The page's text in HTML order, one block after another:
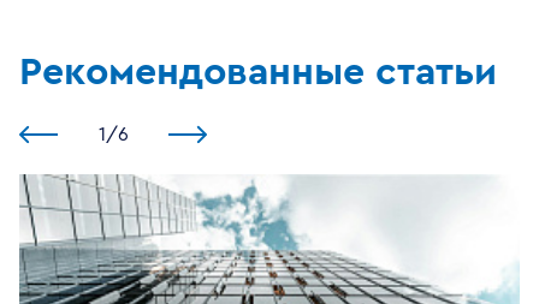
Рекомендованные статьи
1 /6